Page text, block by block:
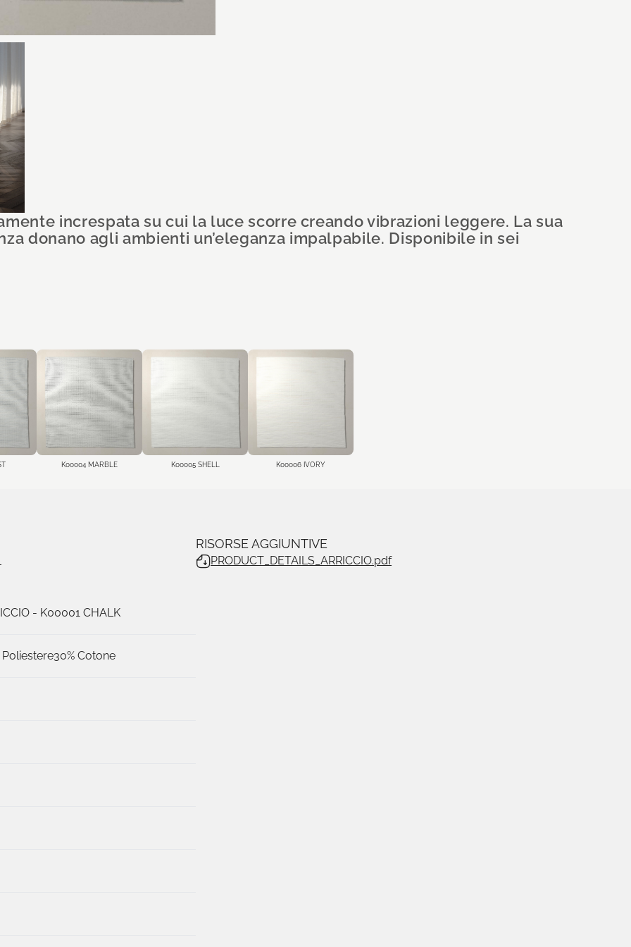
increspata su cui la luce scorre creando vibrazioni leggere. La sua
donano agli ambienti un’eleganza impalpabile. Disponibile in sei
K00004 MARBLE K00005 SHELL K00006 IVORY
- K00001 CHALK
Poliestere30% Cotone
RISORSE AGGIUNTIVE
PRODUCT_DETAILS_ARRICCIO.pdf